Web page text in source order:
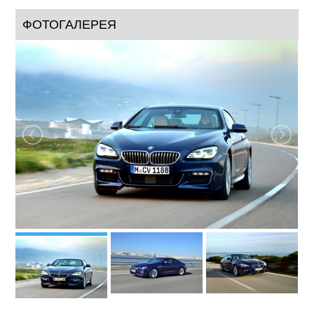
ФОТОГАЛЕРЕЯ